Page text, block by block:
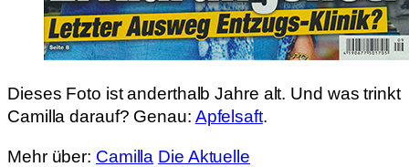
Dieses Foto ist anderthalb Jahre alt. Und was trinkt
Camilla darauf? Genau: Apfelsaft.
Mehr über: Camilla Die Aktuelle